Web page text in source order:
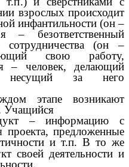
взрослых происходит
инфантильности (он –
– безответственный
сотрудничества (он –
свою работу,
– человек, делающий
несущий за него
этапе возникают
Учащийся
– информацию с
проекта, предложенные
и т.п. В то же
своей деятельности и